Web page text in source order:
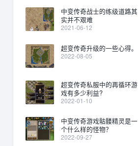
中变传奇战士的练级道路其
实并不艰难
2021-06-12
超变传奇升级的一些心得。
2022-08-05
超变传奇私服中的再循环游
戏有多少利益?
2022-01-10
中变传奇游戏骷髅精灵是一
个什么样的怪物？
2022-09-27